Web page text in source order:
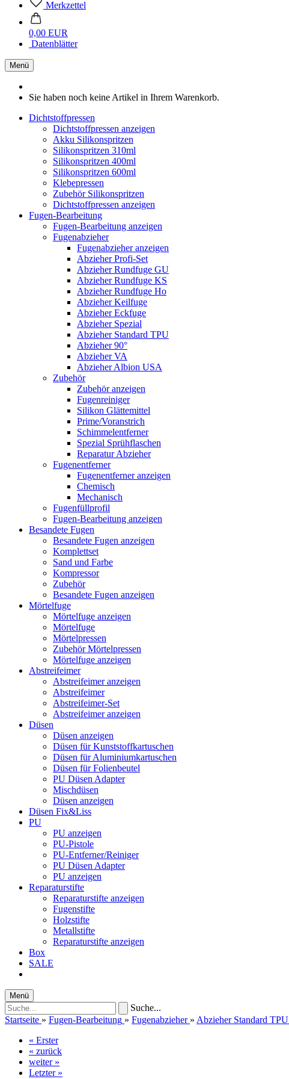
Merkzettel
0,00 EUR
Datenblätter
Menü
Sie haben noch keine Artikel in Ihrem Warenkorb.
Dichtstoffpressen
Dichtstoffpressen anzeigen
Akku Silikonspritzen
Silikonspritzen 310ml
Silikonspritzen 400ml
Silikonspritzen 600ml
Klebepressen
Zubehör Silikonspritzen
Dichtstoffpressen anzeigen
Fugen-Bearbeitung
Fugen-Bearbeitung anzeigen
Fugenabzieher
Fugenabzieher anzeigen
Abzieher Profi-Set
Abzieher Rundfuge GU
Abzieher Rundfuge KS
Abzieher Rundfuge Ho
Abzieher Keilfuge
Abzieher Eckfuge
Abzieher Spezial
Abzieher Standard TPU
Abzieher 90°
Abzieher VA
Abzieher Albion USA
Zubehör
Zubehör anzeigen
Fugenreiniger
Silikon Glättemittel
Prime/Voranstrich
Schimmelentferner
Spezial Sprühflaschen
Reparatur Abzieher
Fugenentferner
Fugenentferner anzeigen
Chemisch
Mechanisch
Fugenfüllprofil
Fugen-Bearbeitung anzeigen
Besandete Fugen
Besandete Fugen anzeigen
Komplettset
Sand und Farbe
Kompressor
Zubehör
Besandete Fugen anzeigen
Mörtelfuge
Mörtelfuge anzeigen
Mörtelfuge
Mörtelpressen
Zubehör Mörtelpressen
Mörtelfuge anzeigen
Abstreifeimer
Abstreifeimer anzeigen
Abstreifeimer
Abstreifeimer-Set
Abstreifeimer anzeigen
Düsen
Düsen anzeigen
Düsen für Kunststoffkartuschen
Düsen für Aluminiumkartuschen
Düsen für Folienbeutel
PU Düsen Adapter
Mischdüsen
Düsen anzeigen
Düsen Fix&Liss
PU
PU anzeigen
PU-Pistole
PU-Entferner/Reiniger
PU Düsen Adapter
PU anzeigen
Reparaturstifte
Reparaturstifte anzeigen
Fugenstifte
Holzstifte
Metallstifte
Reparaturstifte anzeigen
Box
SALE
Menü
Suche...
Startseite » Fugen-Bearbeitung » Fugenabzieher » Abzieher Standard TPU
« Erster
« zurück
weiter »
Letzter »